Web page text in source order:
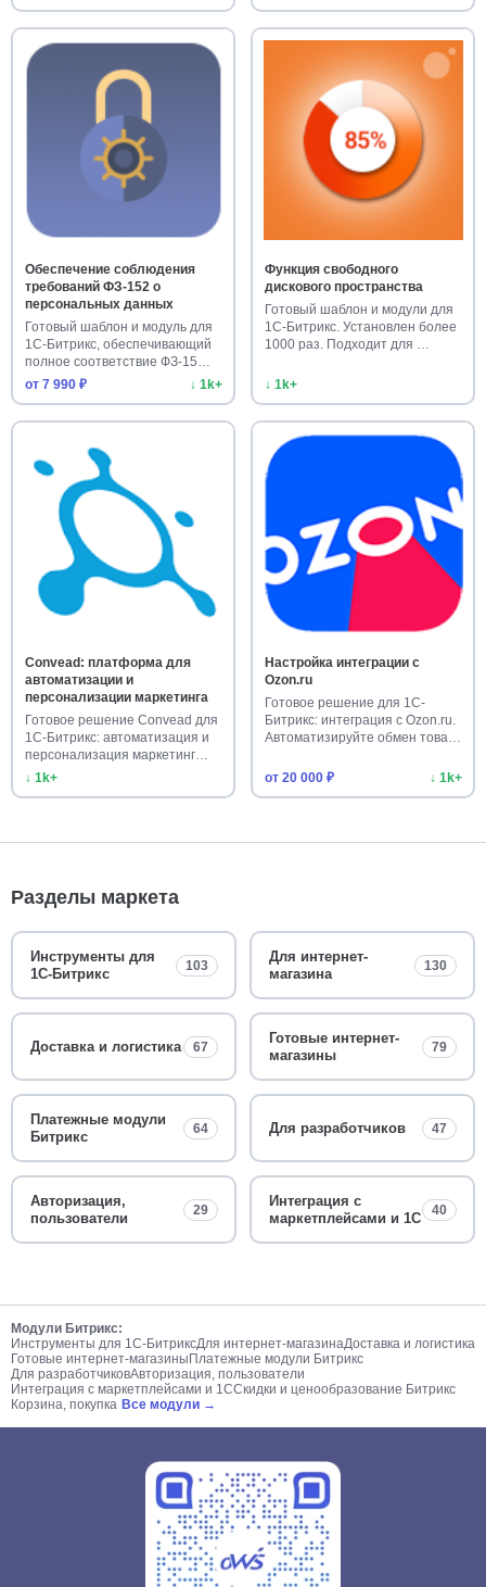
Обеспечение соблюдения
требований ФЗ-152 о
персональных данных
Готовый шаблон и модуль для
1С-Битрикс, обеспечивающий
полное соответствие ФЗ-15…
от 7 990 ₽
↓ 1k+
Функция свободного
дискового пространства
Готовый шаблон и модули для
1С-Битрикс. Установлен более
1000 раз. Подходит для …
↓ 1k+
Convead: платформа для
автоматизации и
персонализации маркетинга
Готовое решение Convead для
1С-Битрикс: автоматизация и
персонализация маркетинг…
↓ 1k+
Настройка интеграции с
Ozon.ru
Готовое решение для 1С-
Битрикс: интеграция с Ozon.ru.
Автоматизируйте обмен това…
от 20 000 ₽ ↓ 1k+
Разделы маркета
Инструменты для
1С-Битрикс
103
Для интернет-
магазина
130
Доставка и логистика 67
Готовые интернет-
магазины
79
Платежные модули
Битрикс
64 Для разработчиков 47
Авторизация,
пользователи
29
Интеграция с
маркетплейсами и 1С
40
Модули Битрикс:
Инструменты для 1С-БитриксДля интернет-магазинаДоставка и логистика
Готовые интернет-магазины Платежные модули Битрикс
Для разработчиковАвторизация, пользователи
Интеграция с маркетплейсами и 1ССкидки и ценообразование Битрикс
Корзина, покупка Все модули →